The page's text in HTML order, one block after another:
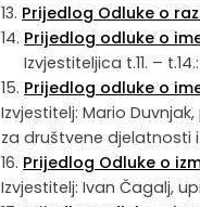
13. Prijedlog Odluke o
14. Prijedlog odluke o
Izvjestiteljica t.11. –
15. Prijedlog odluke o
Izvjestitelj: Mario
za društvene djelatnosti
16. Prijedlog Odluke o
Izvjestitelj: Ivan Čagalj,